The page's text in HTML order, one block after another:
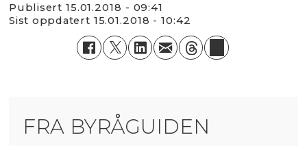
Publisert
15.01.2018 - 09:41
Sist oppdatert
15.01.2018 - 10:42
FRA BYRÅGUIDEN